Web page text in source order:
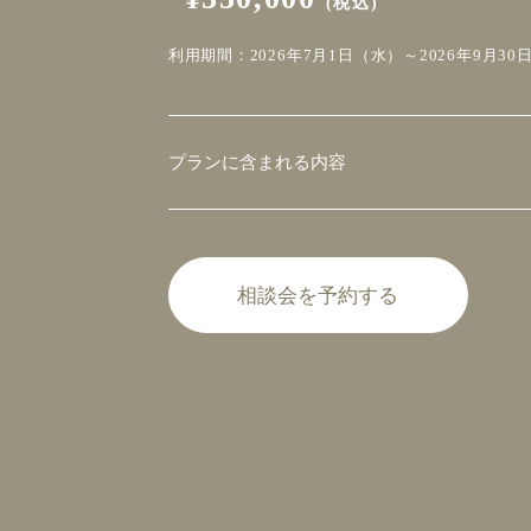
利用期間：2026年7月1日（水）～2026年9月30
プランに含まれる内容
相談会を予約する